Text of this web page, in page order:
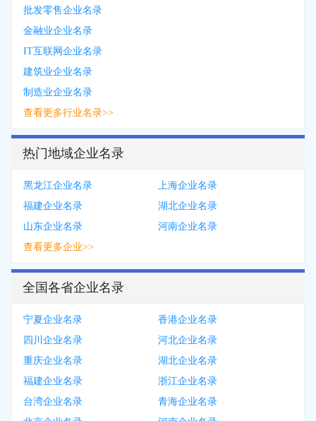
批发零售企业名录
金融业企业名录
IT互联网企业名录
建筑业企业名录
制造业企业名录
查看更多行业名录>>
热门地域企业名录
黑龙江企业名录
上海企业名录
福建企业名录
湖北企业名录
山东企业名录
河南企业名录
查看更多企业>>
全国各省企业名录
宁夏企业名录
香港企业名录
四川企业名录
河北企业名录
重庆企业名录
湖北企业名录
福建企业名录
浙江企业名录
台湾企业名录
青海企业名录